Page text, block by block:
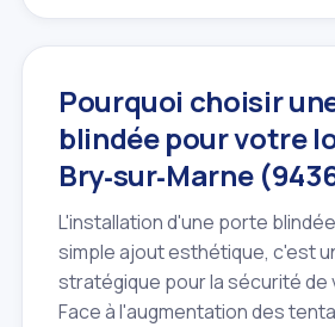
Pourquoi choisir
blindée pour votre
Bry‑sur‑Marne
L'installation d'une porte
simple ajout esthétique, c'est
stratégique pour la sécurité de
Face à l'augmentation des